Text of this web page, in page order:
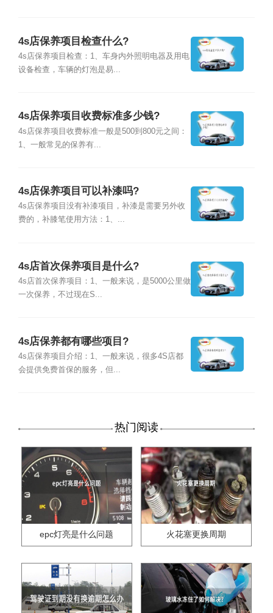
4s店保养项目检查什么?
4s店保养项目检查：1、车身内外照明电器及用电
设备检查，车辆的灯泡是易...
4s店保养项目收费标准多少钱?
4s店保养项目收费标准一般是500到800元之间：
1、一般常见的保养有...
4s店保养项目可以补漆吗?
4s店保养项目没有补漆项目，补漆是需要另外收
费的，补膝笔使用方法：1、...
4s店首次保养项目是什么?
4s店首次保养项目：1、一般来说，是5000公里做
一次保养，不过现在S...
4s店保养都有哪些项目?
4s店保养项目介绍：1、一般来说，很多4S店都
会提供免费首保的服务，但...
热门阅读
epc灯亮是什么问题 火花塞更换周期